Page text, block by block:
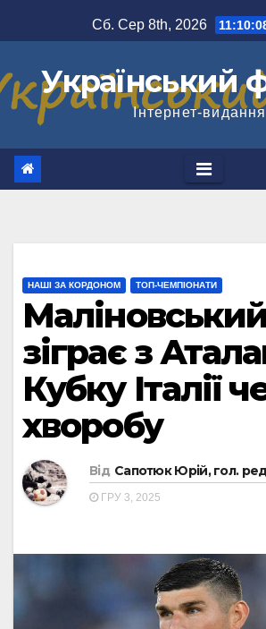
до
Сб. Сер 8th, 2026
Український
Інтернет-видання
НАШІ ЗА КОРДОНОМ ТОП-ЧЕМПІОНАТИ
зіграє з
Кубку Італії
хворобу
Від Сапотюк Юрій, гол.
ГРУ 3, 2025